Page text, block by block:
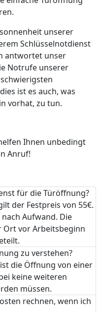
unserer
Schlüsselnotdienst
antwortet unser
Notrufe unserer
ist es auch, was
vorhat, zu tun.
Ihnen unbedingt
Anruf!
für die Türöffnung?
der Festpreis von 55€.
Aufwand. Die
Ort vor Arbeitsbeginn
zu verstehen?
die Öffnung von einer
keine weiteren
müssen.
rechnen, wenn ich